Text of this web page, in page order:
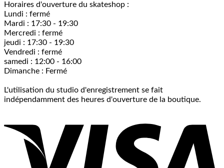
Horaires d'ouverture du skateshop :
Lundi : fermé
Mardi : 17:30 - 19:30
Mercredi : fermé
jeudi : 17:30 - 19:30
Vendredi : fermé
samedi : 12:00 - 16:00
Dimanche : Fermé
L'utilisation du studio d'enregistrement se fait
indépendamment des heures d'ouverture de la boutique.